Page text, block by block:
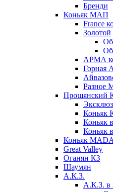
Бренди
Коньяк МАП
France
Золотой
АРМА
Горная
Разное
Прошянский
Коньяк
Коньяк
Коньяк
Коньяк
Great Valley
Оганян КЗ
Шаумян
А.К.З.
А.К.З. в